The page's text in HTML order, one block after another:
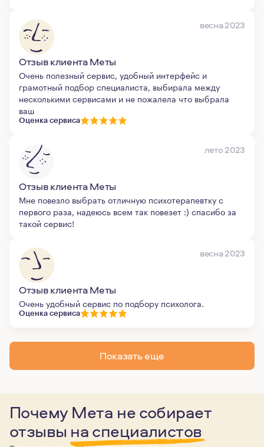
весна 2023
Отзыв клиента Меты
Очень полезный сервис, удобный интерфейс и
грамотный подбор специалиста, выбирала между
несколькими сервисами и не пожалела что выбрала
ваш
Оценка сервиса
лето 2023
Отзыв клиента Меты
Мне повезло выбрать отличную психотерапевтку с
первого раза, надеюсь всем так повезет :) спасибо за
такой сервис!
весна 2023
Отзыв клиента Меты
Очень удобный сервис по подбору психолога.
Оценка сервиса
Показать еще
Почему Мета не собирает
отзывы на специалистов